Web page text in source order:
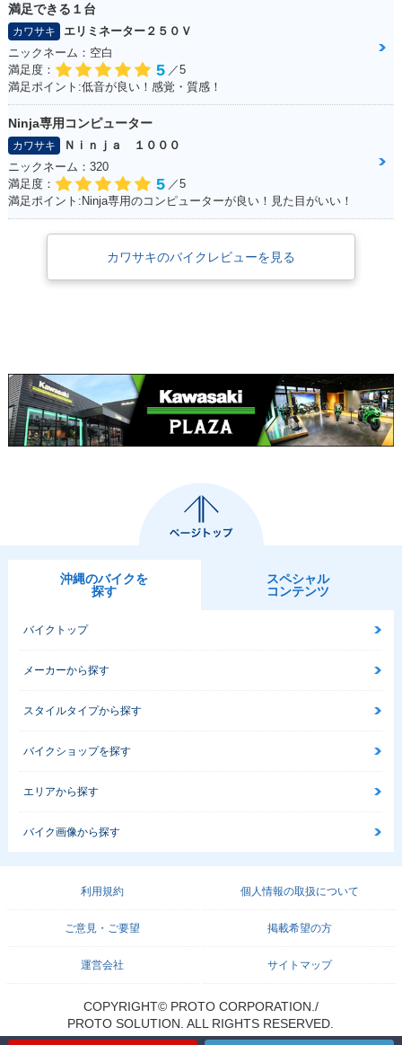
満足できる１台
カワサキ
エリミネーター２５０Ｖ
ニックネーム：空白
満足度：
5 ／5
満足ポイント:低音が良い！感覚・質感！
Ninja専用コンピューター
カワサキ
Ｎｉｎｊａ １０００
ニックネーム：320
満足度：
5 ／5
満足ポイント:Ninja専用のコンピューターが良い！見た目がいい！
カワサキのバイクレビューを見る
沖縄のバイクを
探す
スペシャル
コンテンツ
バイクトップ
メーカーから探す
スタイルタイプから探す
バイクショップを探す
エリアから探す
バイク画像から探す
利用規約 個人情報の取扱について
ご意見・ご要望 掲載希望の方
運営会社 サイトマップ
COPYRIGHT© PROTO CORPORATION./
PROTO SOLUTION. ALL RIGHTS RESERVED.